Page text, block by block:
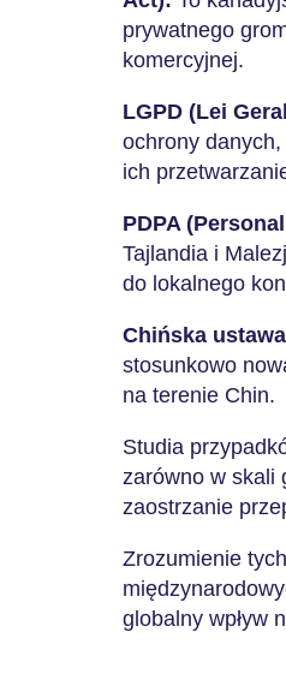
prywatnego
komercyjnej.
LGPD (Lei
ochrony
ich
PDPA
Tajlandia i
do lokalnego
Chińska
stosunkowo
na terenie Chin.
Studia
zarówno w skali
zaostrzanie
Zrozumienie
globalny wpływ